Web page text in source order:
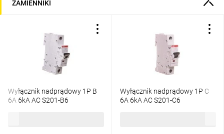
ZAMIENNIKI
Wyłącznik nadprądowy 1P B
6A 6kA AC S201-B6
Wyłącznik nadprądowy 1P C
6A 6kA AC S201-C6